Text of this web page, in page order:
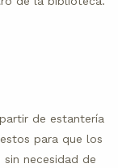
de estantería
para que los
necesidad de